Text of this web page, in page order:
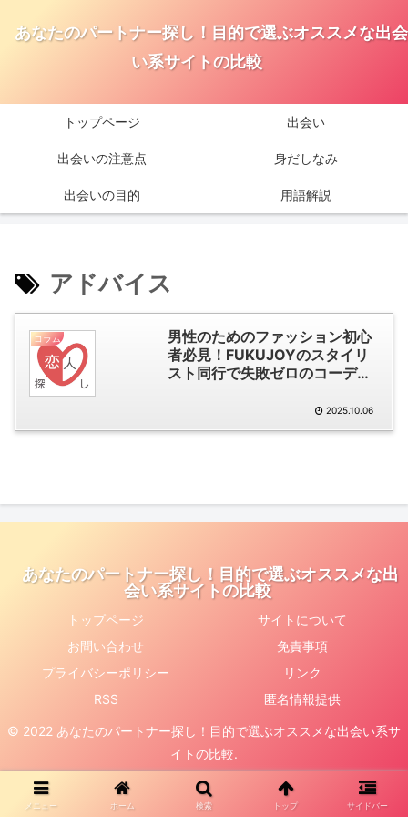
あなたのパートナー探し！目的で選ぶオススメな出会
い系サイトの比較
トップページ 出会い
出会いの注意点 身だしなみ
出会いの目的 用語解説
アドバイス
コラム
男性のためのファッション初心
者必見！FUKUJOYのスタイリ
スト同行で失敗ゼロのコーディ
2025.10.06
あなたのパートナー探し！目的で選ぶオススメな出
会い系サイトの比較
トップページ
サイトについて
お問い合わせ
免責事項
プライバシーポリシー
リンク
RSS
匿名情報提供
© 2022 あなたのパートナー探し！目的で選ぶオススメな出会い系サ
イトの比較.
メニュー ホーム 検索 トップ サイドバー